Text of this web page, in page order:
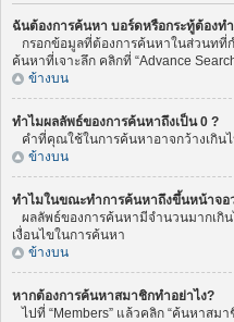
ฉันต้องการค้นหา บอร์ดหรือกระทู้ต้องทำ
กรอกข้อมูลที่ต้องการค้นหาในส่วนทที่
ค้นหาที่เจาะลึก คลิกที่ “Advance
ข้างบน
ทำไมผลลัพธ์ของการค้นหาถึงเป็น 0 ?
คำที่คุณใช้ในการค้นหาอาจกว้างเกิน
ข้างบน
ทำไมในขณะทำการค้นหาถึงขึ้นหน้าจอ
ผลลัพธ์ของการค้นหามีจำนวนมากเกิน
เงื่อนไขในการค้นหา
ข้างบน
หากต้องการค้นหาสมาชิกทำอย่าไง?
ไปที่ “Members” แล้วคลิก “ค้นหาสมา